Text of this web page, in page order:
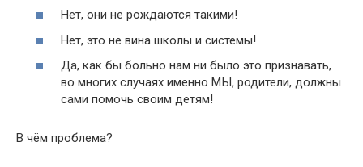
Нет, они не рождаются такими!
Нет, это не вина школы и системы!
Да, как бы больно нам ни было это признавать,
во многих случаях именно МЫ, родители, должны
сами помочь своим детям!
В чём проблема?